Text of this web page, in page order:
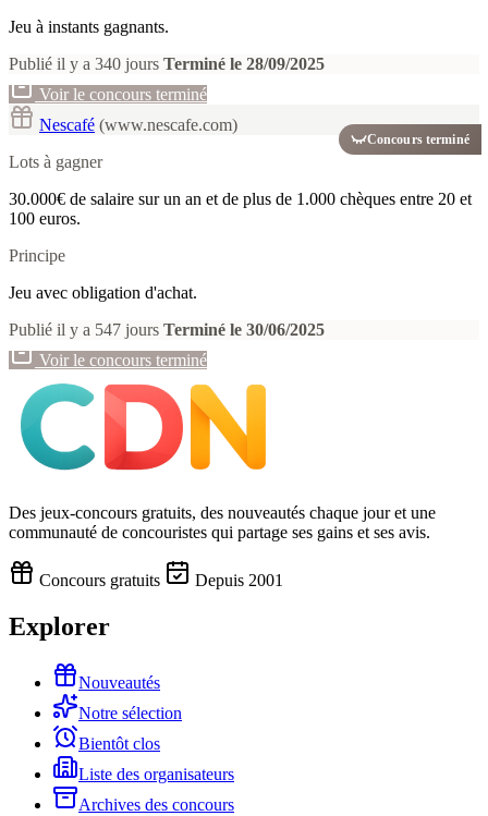
Jeu à instants gagnants.
Publié il y a 340 jours Terminé le 28/09/2025
Voir le concours terminé
Concours terminé
Nescafé (www.nescafe.com)
Lots à gagner
30.000€ de salaire sur un an et de plus de 1.000 chèques entre 20 et
100 euros.
Principe
Jeu avec obligation d'achat.
Publié il y a 547 jours Terminé le 30/06/2025
Voir le concours terminé
Des jeux-concours gratuits, des nouveautés chaque jour et une
communauté de concouristes qui partage ses gains et ses avis.
Concours gratuits Depuis 2001
Explorer
Nouveautés
Notre sélection
Bientôt clos
Liste des organisateurs
Archives des concours